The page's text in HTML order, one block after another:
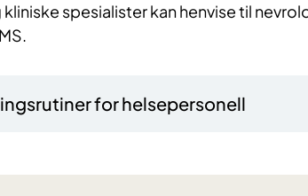
spesialister kan henvise til
for helsepersonell